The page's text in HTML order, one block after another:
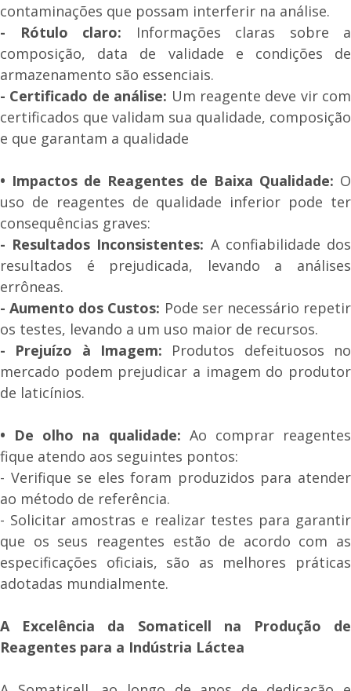
contaminações que possam interferir na análise.
- Rótulo claro: Informações claras sobre a
composição, data de validade e condições de
armazenamento são essenciais.
- Certificado de análise: Um reagente deve vir com
certificados que validam sua qualidade, composição
e que garantam a qualidade
• Impactos de Reagentes de Baixa Qualidade: O
uso de reagentes de qualidade inferior pode ter
consequências graves:
- Resultados Inconsistentes: A confiabilidade dos
resultados é prejudicada, levando a análises
errôneas.
- Aumento dos Custos: Pode ser necessário repetir
os testes, levando a um uso maior de recursos.
- Prejuízo à Imagem: Produtos defeituosos no
mercado podem prejudicar a imagem do produtor
de laticínios.
• De olho na qualidade: Ao comprar reagentes
fique atendo aos seguintes pontos:
- Verifique se eles foram produzidos para atender
ao método de referência.
- Solicitar amostras e realizar testes para garantir
que os seus reagentes estão de acordo com as
especificações oficiais, são as melhores práticas
adotadas mundialmente.
A Excelência da Somaticell na Produção de
Reagentes para a Indústria Láctea